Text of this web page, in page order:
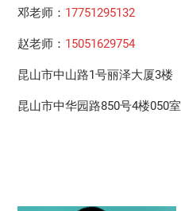
邓老师： 17751295132
赵老师： 15051629754
昆山市中山路1号丽泽大厦3楼
昆山市中华园路850号4楼050室